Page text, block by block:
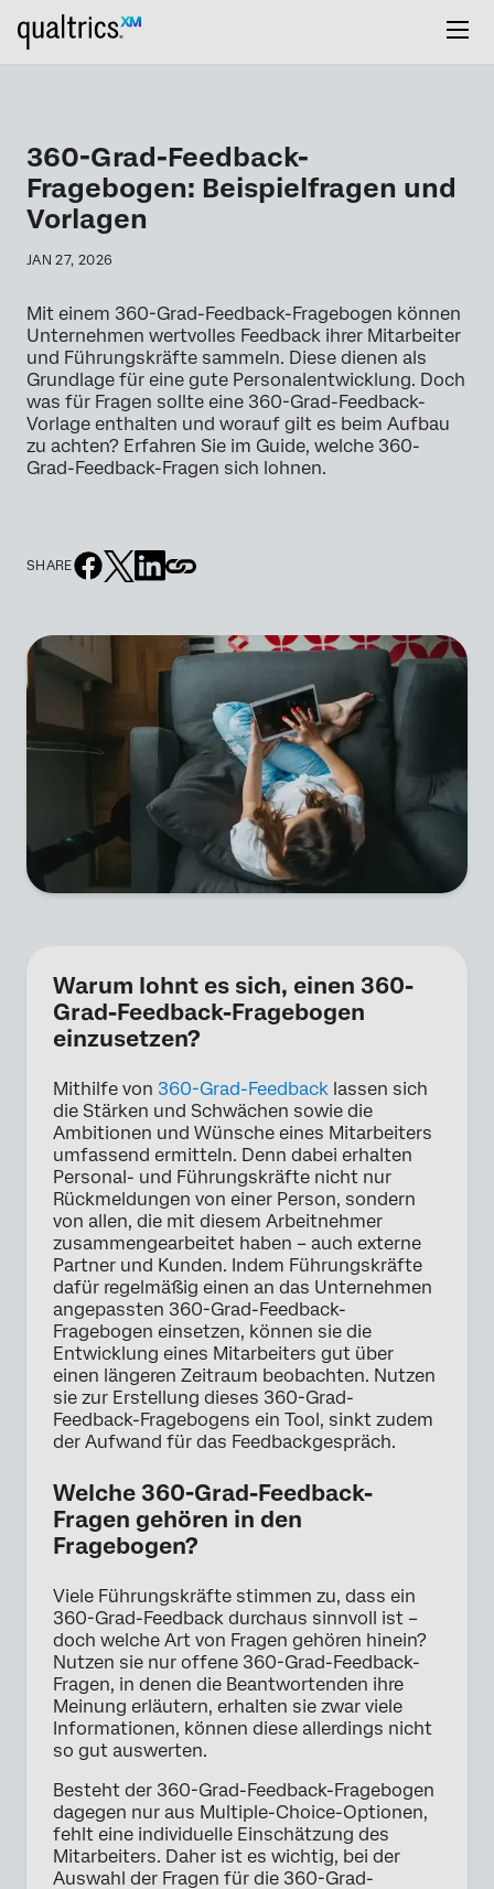
360-Grad-Feedback-
Fragebogen: Beispielfragen und
Vorlagen
JAN 27, 2026
Mit einem 360-Grad-Feedback-Fragebogen können
Unternehmen wertvolles Feedback ihrer Mitarbeiter
und Führungskräfte sammeln. Diese dienen als
Grundlage für eine gute Personalentwicklung. Doch
was für Fragen sollte eine 360-Grad-Feedback-
Vorlage enthalten und worauf gilt es beim Aufbau
zu achten? Erfahren Sie im Guide, welche 360-
Grad-Feedback-Fragen sich lohnen.
SHARE
Warum lohnt es sich, einen 360-
Grad-Feedback-Fragebogen
einzusetzen?
Mithilfe von 360-Grad-Feedback lassen sich
die Stärken und Schwächen sowie die
Ambitionen und Wünsche eines Mitarbeiters
umfassend ermitteln. Denn dabei erhalten
Personal- und Führungskräfte nicht nur
Rückmeldungen von einer Person, sondern
von allen, die mit diesem Arbeitnehmer
zusammengearbeitet haben – auch externe
Partner und Kunden. Indem Führungskräfte
dafür regelmäßig einen an das Unternehmen
angepassten 360-Grad-Feedback-
Fragebogen einsetzen, können sie die
Entwicklung eines Mitarbeiters gut über
einen längeren Zeitraum beobachten. Nutzen
sie zur Erstellung dieses 360-Grad-
Feedback-Fragebogens ein Tool, sinkt zudem
der Aufwand für das Feedbackgespräch.
Welche 360-Grad-Feedback-
Fragen gehören in den
Fragebogen?
Viele Führungskräfte stimmen zu, dass ein
360-Grad-Feedback durchaus sinnvoll ist –
doch welche Art von Fragen gehören hinein?
Nutzen sie nur offene 360-Grad-Feedback-
Fragen, in denen die Beantwortenden ihre
Meinung erläutern, erhalten sie zwar viele
Informationen, können diese allerdings nicht
so gut auswerten.
Besteht der 360-Grad-Feedback-Fragebogen
dagegen nur aus Multiple-Choice-Optionen,
fehlt eine individuelle Einschätzung des
Mitarbeiters. Daher ist es wichtig, bei der
Auswahl der Fragen für die 360-Grad-